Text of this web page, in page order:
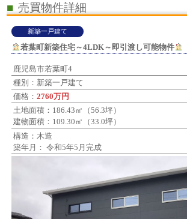
■ 売買物件詳細
新築一戸建て
若葉町新築住宅～4LDK～即引渡し可能物件
鹿児島市若葉町4
種別：新築一戸建て
価格：2760万円
土地面積：186.43㎡（56.3坪）
建物面積：109.30㎡（33.0坪）
構造：木造
築年月： 令和5年5月完成